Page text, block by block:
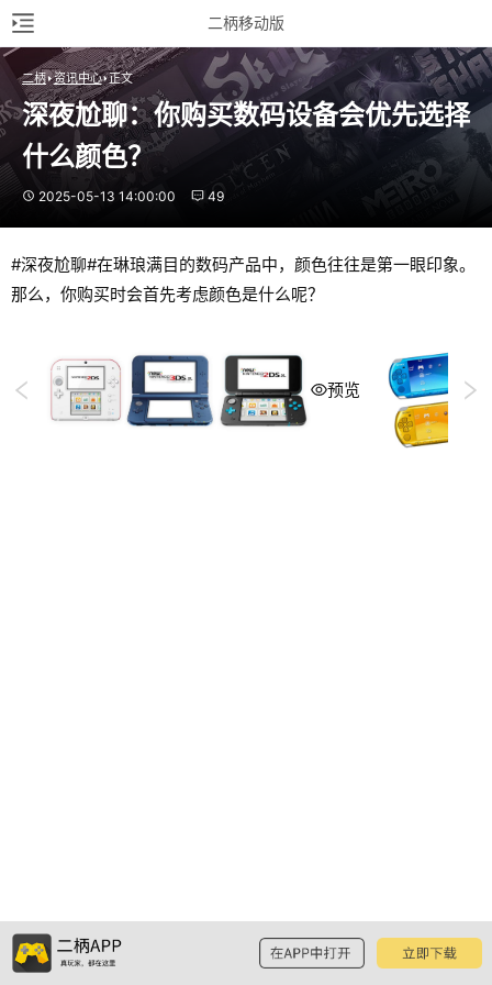
二柄移动版
二柄 资讯中心 正文
深夜尬聊：你购买数码设备会优先选择
什么颜色？
2025-05-13 14:00:00 49
#深夜尬聊#在琳琅满目的数码产品中，颜色往往是第一眼印象。
那么，你购买时会首先考虑颜色是什么呢？
预览